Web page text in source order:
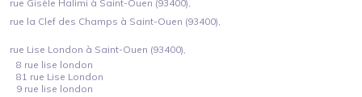
rue Gisèle Halimi à Saint-Ouen (93400),
rue la Clef des Champs à Saint-Ouen (93400),
rue Lise London à Saint-Ouen (93400),
8 rue lise london
81 rue Lise London
9 rue lise london